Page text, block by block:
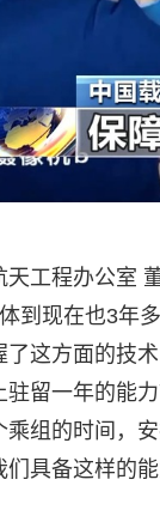
天工程办公室
到现在也3年
了这方面的技
驻留一年的能
乘组的时间，
具备这样的